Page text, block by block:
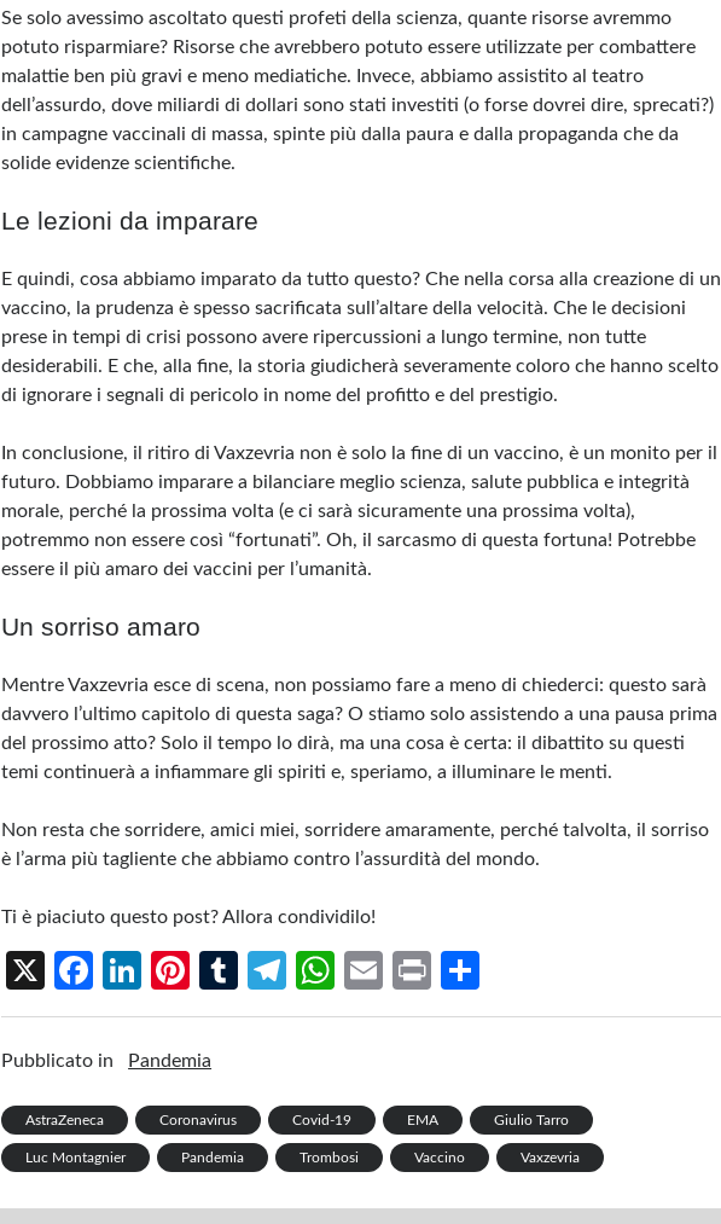
Se solo avessimo ascoltato questi profeti della scienza, quante risorse avremmo
potuto risparmiare? Risorse che avrebbero potuto essere utilizzate per combattere
malattie ben più gravi e meno mediatiche. Invece, abbiamo assistito al teatro
dell’assurdo, dove miliardi di dollari sono stati investiti (o forse dovrei dire, sprecati?)
in campagne vaccinali di massa, spinte più dalla paura e dalla propaganda che da
solide evidenze scientifiche.
Le lezioni da imparare
E quindi, cosa abbiamo imparato da tutto questo? Che nella corsa alla creazione di un
vaccino, la prudenza è spesso sacrificata sull’altare della velocità. Che le decisioni
prese in tempi di crisi possono avere ripercussioni a lungo termine, non tutte
desiderabili. E che, alla fine, la storia giudicherà severamente coloro che hanno scelto
di ignorare i segnali di pericolo in nome del profitto e del prestigio.
In conclusione, il ritiro di Vaxzevria non è solo la fine di un vaccino, è un monito per il
futuro. Dobbiamo imparare a bilanciare meglio scienza, salute pubblica e integrità
morale, perché la prossima volta (e ci sarà sicuramente una prossima volta),
potremmo non essere così “fortunati”. Oh, il sarcasmo di questa fortuna! Potrebbe
essere il più amaro dei vaccini per l’umanità.
Un sorriso amaro
Mentre Vaxzevria esce di scena, non possiamo fare a meno di chiederci: questo sarà
davvero l’ultimo capitolo di questa saga? O stiamo solo assistendo a una pausa prima
del prossimo atto? Solo il tempo lo dirà, ma una cosa è certa: il dibattito su questi
temi continuerà a infiammare gli spiriti e, speriamo, a illuminare le menti.
Non resta che sorridere, amici miei, sorridere amaramente, perché talvolta, il sorriso
è l’arma più tagliente che abbiamo contro l’assurdità del mondo.
Ti è piaciuto questo post? Allora condividilo!
X
Fa
ce
b
o
k
Li
n
ke
n
Pi
nt
er
t
T
u
r
Te
le
m
W
h
A
p
p
E
m
Pr
in h
Pubblicato in Pandemia
AstraZeneca Coronavirus Covid-19 EMA Giulio Tarro
Luc Montagnier Pandemia Trombosi Vaccino Vaxzevria